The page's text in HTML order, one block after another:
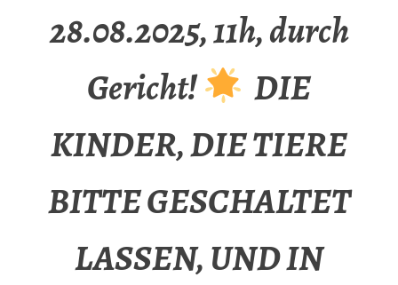
28.08.2025, 11h, durch
Gericht!
DIE
KINDER, DIE TIERE
BITTE GESCHALTET
LASSEN, UND IN